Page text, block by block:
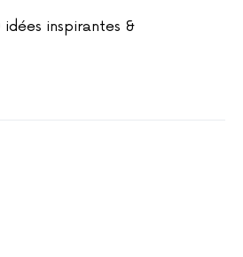
inspirantes &